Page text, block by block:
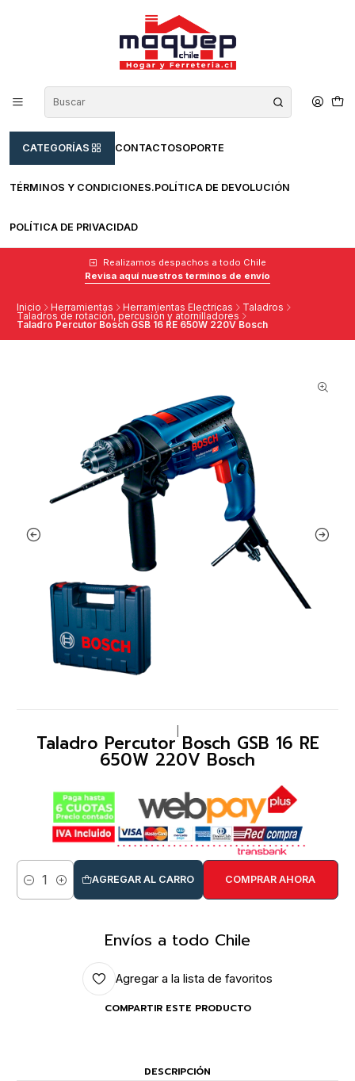
CATEGORÍAS CONTACTOSOPORTE
TÉRMINOS Y CONDICIONES.POLÍTICA DE DEVOLUCIÓN
POLÍTICA DE PRIVACIDAD
Realizamos despachos a todo Chile
Revisa aquí nuestros terminos de envío
Inicio Herramientas Herramientas Electricas Taladros
Taladros de rotación, percusión y atornilladores
Taladro Percutor Bosch GSB 16 RE 650W 220V Bosch
Taladro Percutor Bosch GSB 16 RE
650W 220V Bosch
Cantidad
AGREGAR AL CARRO COMPRAR AHORA
Envíos a todo Chile
Agregar a la lista de favoritos
COMPARTIR ESTE PRODUCTO
DESCRIPCIÓN